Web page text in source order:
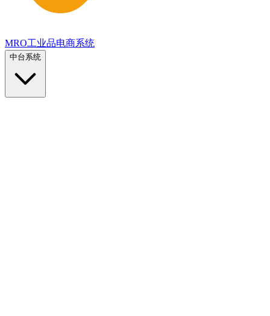
MRO工业品电商系统
中台系统